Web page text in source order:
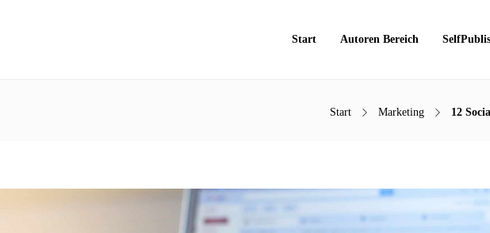
Start Autoren Bereich
Start Marketing 12